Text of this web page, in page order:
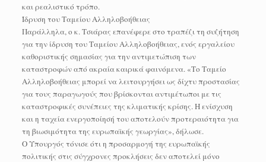
και ρεαλιστικό τρόπο.
Ίδρυση του Ταμείου Αλληλοβοήθειας
Παράλληλα, ο κ. Τσιάρας επανέφερε στο τραπέζι τη συζήτηση
για την ίδρυση του Ταμείου Αλληλοβοήθειας, ενός εργαλείου
καθοριστικής σημασίας για την αντιμετώπιση των
καταστροφών από ακραία καιρικά φαινόμενα. «Το Ταμείο
Αλληλοβοήθειας μπορεί να λειτουργήσει ως δίχτυ προστασίας
για τους παραγωγούς που βρίσκονται αντιμέτωποι με τις
καταστροφικές συνέπειες της κλιματικής κρίσης. Η ενίσχυση
και η ταχεία ενεργοποίησή του αποτελούν προτεραιότητα για
τη βιωσιμότητα της ευρωπαϊκής γεωργίας», δήλωσε.
Ο Υπουργός τόνισε ότι η προσαρμογή της ευρωπαϊκής
πολιτικής στις σύγχρονες προκλήσεις δεν αποτελεί μόνο